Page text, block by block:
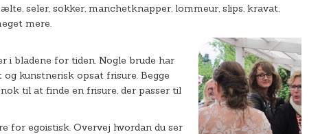
seler, sokker, manchetknapper, lommeur, slips, kravat,
mere.
i bladene for tiden. Nogle brude har
kunstnerisk opsat frisure. Begge
til at finde en frisure, der passer til
for egoistisk. Overvej hvordan du ser